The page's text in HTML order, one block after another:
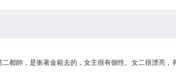
都帥，是衝著金範去的，女主很有個性。女二很漂亮，